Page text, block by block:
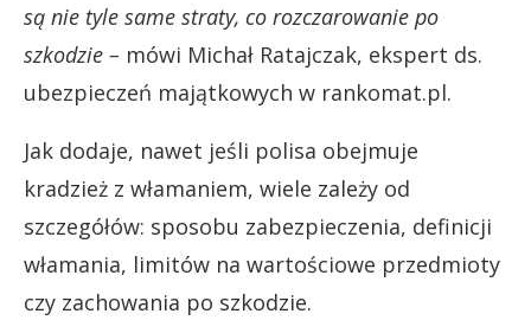
są nie tyle same straty, co rozczarowanie po
szkodzie – mówi Michał Ratajczak, ekspert ds.
ubezpieczeń majątkowych w rankomat.pl.
Jak dodaje, nawet jeśli polisa obejmuje
kradzież z włamaniem, wiele zależy od
szczegółów: sposobu zabezpieczenia, definicji
włamania, limitów na wartościowe przedmioty
czy zachowania po szkodzie.